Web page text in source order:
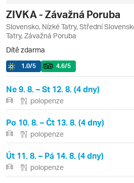
ZIVKA - Závažná Poruba
Slovensko, Nízké Tatry, Střední
Tatry, Závažná Poruba
Dítě zdarma
1.0/5 4.6/5
Ne 9. 8. – St 12. 8. (4 dny)
polopenze
Po 10. 8. – Čt 13. 8. (4 dny)
polopenze
Út 11. 8. – Pá 14. 8. (4 dny)
polopenze